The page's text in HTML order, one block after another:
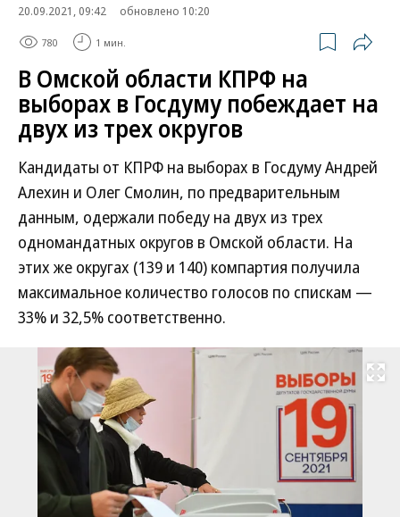
20.09.2021, 09:42
обновлено 10:20
780 1 мин.
В Омской области КПРФ на
выборах в Госдуму побеждает на
двух из трех округов
Кандидаты от КПРФ на выборах в Госдуму Андрей
Алехин и Олег Смолин, по предварительным
данным, одержали победу на двух из трех
одномандатных округов в Омской области. На
этих же округах (139 и 140) компартия получила
максимальное количество голосов по спискам —
33% и 32,5% соответственно.
Развернуть